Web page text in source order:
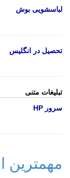
لباسشویی بوش
تحصیل در انگلیس
تبلیغات متنی
سرور HP
مهمترین